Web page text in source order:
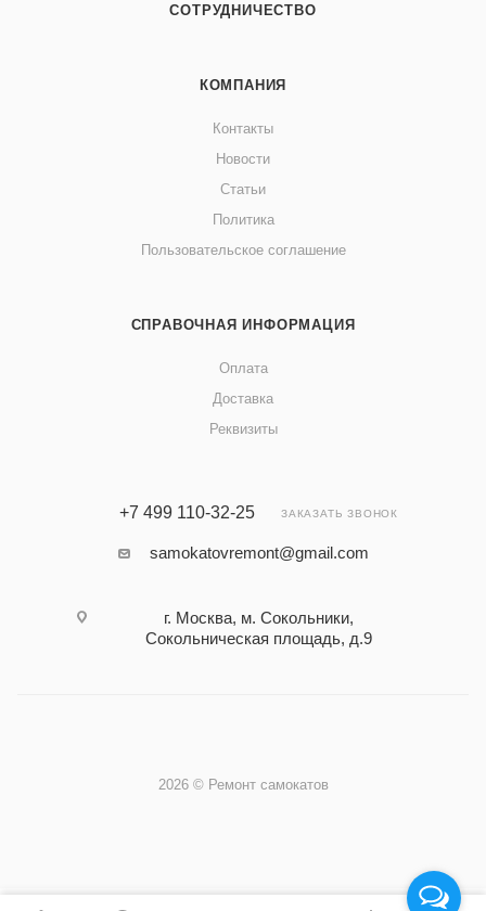
СОТРУДНИЧЕСТВО
КОМПАНИЯ
Контакты
Новости
Статьи
Политика
Пользовательское соглашение
СПРАВОЧНАЯ ИНФОРМАЦИЯ
Оплата
Доставка
Реквизиты
+7 499 110-32-25 ЗАКАЗАТЬ ЗВОНОК
samokatovremont@gmail.com
г. Москва, м. Сокольники,
Сокольническая площадь, д.9
2026 © Ремонт самокатов